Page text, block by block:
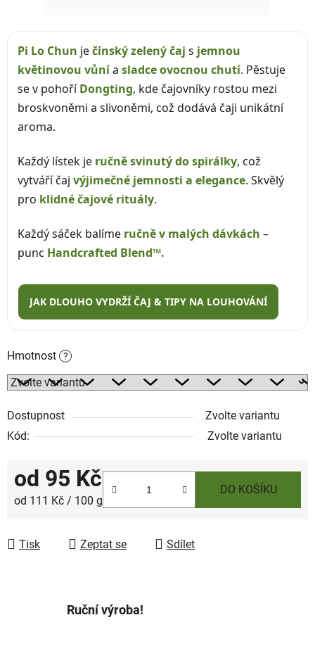
Pi Lo Chun ječínský zelený čaj s jemnou
květinovou vůnía sladce ovocnou chutí. Pěstuje
se v pohoříDongting, kde čajovníky rostou mezi
broskvoněmi a slivoněmi, což dodává čaji unikátní
aroma.
Každý lístek je ručně svinutý do spirálky, což
vytváří čaj výjimečné jemnosti a elegance. Skvělý
pro klidné čajové rituály.
Každý sáček balíme ručně v malých dávkách –
punc Handcrafted Blend™.
JAK DLOUHO VYDRŽÍ ČAJ & TIPY NA LOUHOVÁNÍ
Hmotnost ?
Dostupnost
Zvolte variantu
Kód:
Zvolte variantu
od 95 Kč
Měrná cena:
od 111 Kč / 100 g
DO KOŠÍKU
Tisk Zeptat se Sdílet
Ruční výroba!